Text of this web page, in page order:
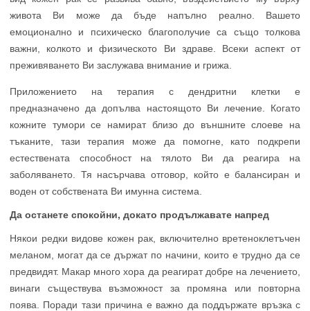
живота Ви може да бъде напълно реално. Вашето
емоционално и психическо благополучие са също толкова
важни, колкото и физическото Ви здраве. Всеки аспект от
преживяването Ви заслужава внимание и грижа.
Приложението на терапия с дендритни клетки е
предназначено да допълва настоящото Ви лечение. Когато
кожните тумори се намират близо до външните слоеве на
тъканите, тази терапия може да помогне, като подкрепи
естествената способност на тялото Ви да реагира на
заболяването. Тя насърчава отговор, който е балансиран и
воден от собствената Ви имунна система.
Да останете спокойни, докато продължавате напред
Някои редки видове кожен рак, включително вретеноклетъчен
меланом, могат да се държат по начини, които е трудно да се
предвидят. Макар много хора да реагират добре на лечението,
винаги съществува възможност за промяна или повторна
поява. Поради тази причина е важно да поддържате връзка с